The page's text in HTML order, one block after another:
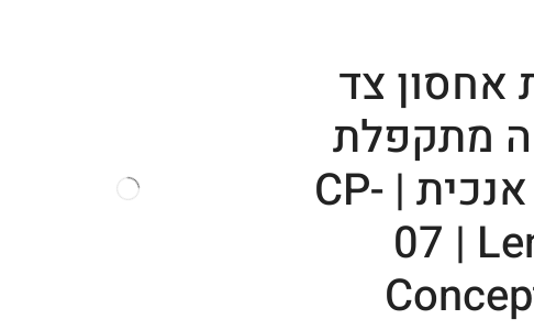
אחסון צד
מתקפלת
לקיר אנכית | CP-
07 |